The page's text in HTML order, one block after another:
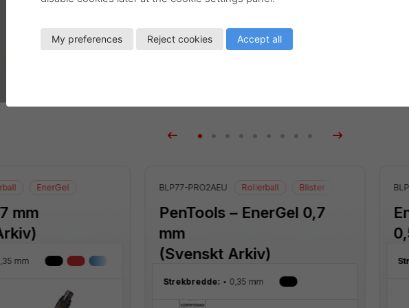
Related products
EnerGel
mm
mm
BLP77-PRO2AEU Rollerball Blister
PenTools – EnerGel 0,7
mm
(Svenskt Arkiv)
Strekbredde: 0,35 mm
My preferences Reject cookies Accept all